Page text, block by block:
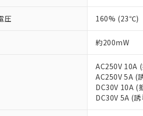
圧 160% (23℃)
約200mW
AC250V 10A
AC250V 5A (
DC30V 10A (
DC30V 5A (